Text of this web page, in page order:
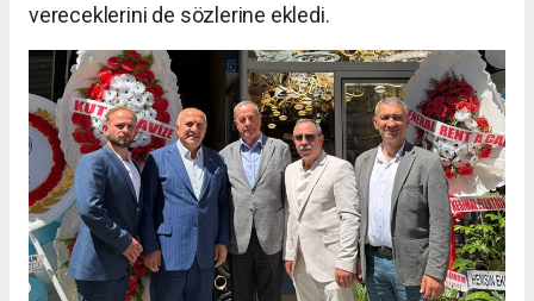
vereceklerini de sözlerine ekledi.